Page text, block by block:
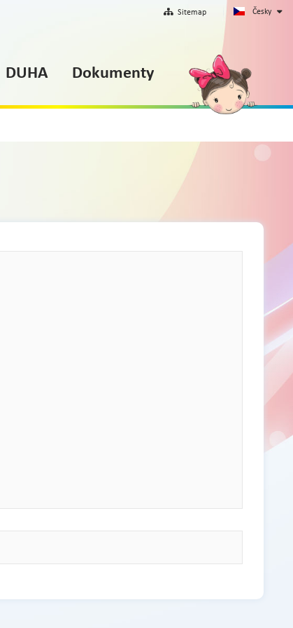
Česky
Sitemap
DUHA Dokumenty